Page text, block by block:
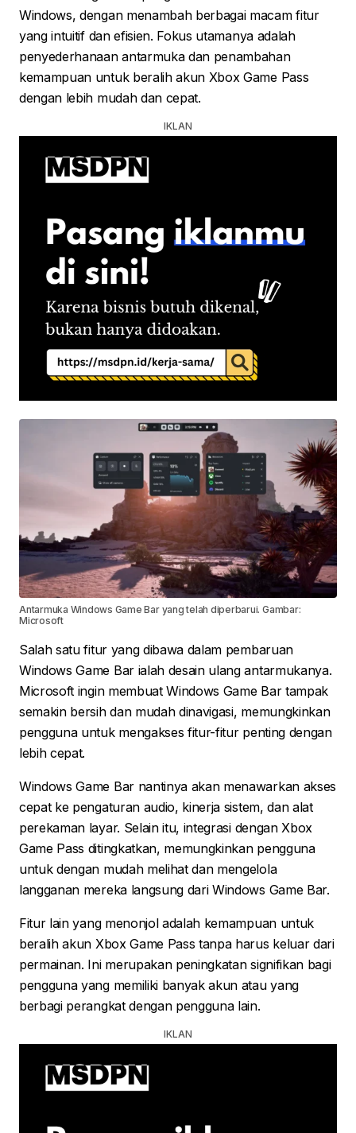
Windows, dengan menambah berbagai macam fitur
yang intuitif dan efisien. Fokus utamanya adalah
penyederhanaan antarmuka dan penambahan
kemampuan untuk beralih akun Xbox Game Pass
dengan lebih mudah dan cepat.
Antarmuka Windows Game Bar yang telah diperbarui. Gambar:
Microsoft
Salah satu fitur yang dibawa dalam pembaruan
Windows Game Bar ialah desain ulang antarmukanya.
Microsoft ingin membuat Windows Game Bar tampak
semakin bersih dan mudah dinavigasi, memungkinkan
pengguna untuk mengakses fitur-fitur penting dengan
lebih cepat.
Windows Game Bar nantinya akan menawarkan akses
cepat ke pengaturan audio, kinerja sistem, dan alat
perekaman layar. Selain itu, integrasi dengan Xbox
Game Pass ditingkatkan, memungkinkan pengguna
untuk dengan mudah melihat dan mengelola
langganan mereka langsung dari Windows Game Bar.
Fitur lain yang menonjol adalah kemampuan untuk
beralih akun Xbox Game Pass tanpa harus keluar dari
permainan. Ini merupakan peningkatan signifikan bagi
pengguna yang memiliki banyak akun atau yang
berbagi perangkat dengan pengguna lain.